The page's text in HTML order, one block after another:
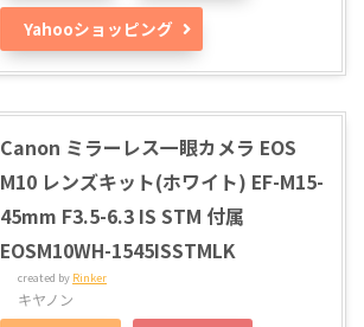
Yahooショッピング
Canon ミラーレス一眼カメラ EOS
M10 レンズキット(ホワイト) EF-M15-
45mm F3.5-6.3 IS STM 付属
EOSM10WH-1545ISSTMLK
created by Rinker
キヤノン